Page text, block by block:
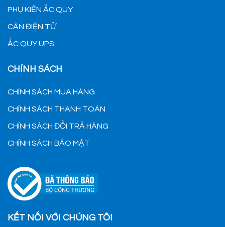
PHỤ KIỆN ẮC QUY
CÂN ĐIỆN TỬ
ẮC QUY UPS
CHÍNH SÁCH
CHÍNH SÁCH MUA HÀNG
CHÍNH SÁCH THANH TOÁN
CHÍNH SÁCH ĐỔI TRẢ HÀNG
CHÍNH SÁCH BẢO MẬT
KẾT NỐI VỚI CHÚNG TÔI